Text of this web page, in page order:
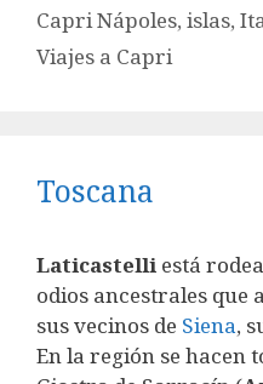
Capri Nápoles, islas,
Viajes a Capri
Toscana
Laticastelli está
odios ancestrales que
sus vecinos de Siena,
En la región se hacen